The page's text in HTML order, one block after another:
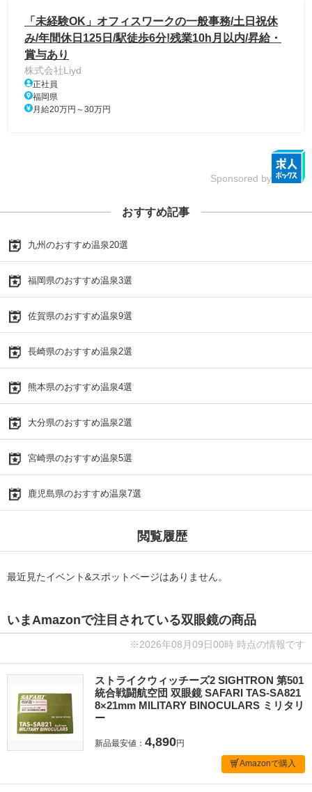
「未経験OK」オフィスワークの一般事務/土日祝休
み/年間休日125日/駅徒歩6分!残業10h月以内/昇給・
賞与あり
株式会社Liyd
正社員
福岡県
月給20万円～30万円
Sponsored by
おすすめ記事
九州のおすすめ温泉20選
福岡県のおすすめ温泉3選
佐賀県のおすすめ温泉9選
長崎県のおすすめ温泉2選
熊本県のおすすめ温泉4選
大分県のおすすめ温泉2選
宮崎県のおすすめ温泉5選
鹿児島県のおすすめ温泉7選
閲覧履歴
最近見たイベント&スポットページはありません。
いまAmazonで注目されている双眼鏡の商品
※2026年08月09日00時 時点の情報です
ストライクウィッチーズ2 SIGHTRON 第501
統合戦闘航空団 双眼鏡 SAFARI TAS-SA821
8×21mm MILITARY BINOCULARS ミリタリ
ー
新品最安値： 4,890円
Amazonで購入